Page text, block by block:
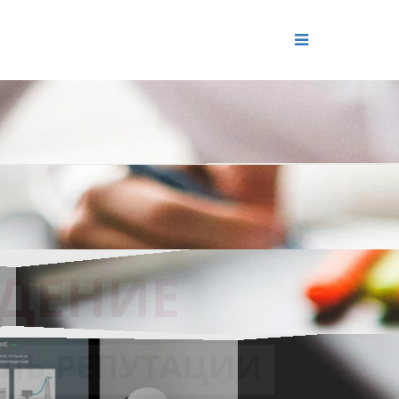
РЕПУТАЦИИ